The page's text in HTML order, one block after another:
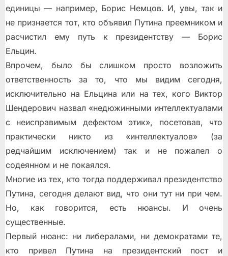
единицы — например, Борис Немцов. И, увы, так и
не признается тот, кто объявил Путина преемником и
расчистил ему путь к президентству — Борис
Ельцин.
Впрочем, было бы слишком просто возложить
ответственность за то, что мы видим сегодня,
исключительно на Ельцина или на тех, кого Виктор
Шендерович назвал «недюжинными интеллектуалами
с неисправимым дефектом этик», посетовав, что
практически никто из «интеллектуалов» (за
редчайшим исключением) так и не пожалел о
содеянном и не покаялся.
Многие из тех, кто тогда поддерживал президентство
Путина, сегодня делают вид, что они тут ни при чем.
Но, как говорится, есть нюансы. И очень
существенные.
Первый нюанс: ни либералами, ни демократами те,
кто привел Путина на президентский пост и